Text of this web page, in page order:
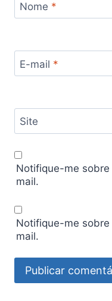
Nome *
E-mail *
Site
Notifique-me
mail.
Notifique-me
mail.